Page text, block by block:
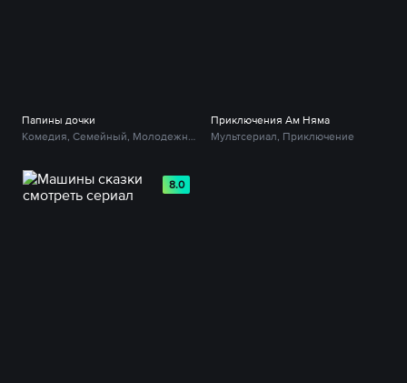
Папины дочки
Приключения Ам Няма
Мультсериал, Приключение
8.0